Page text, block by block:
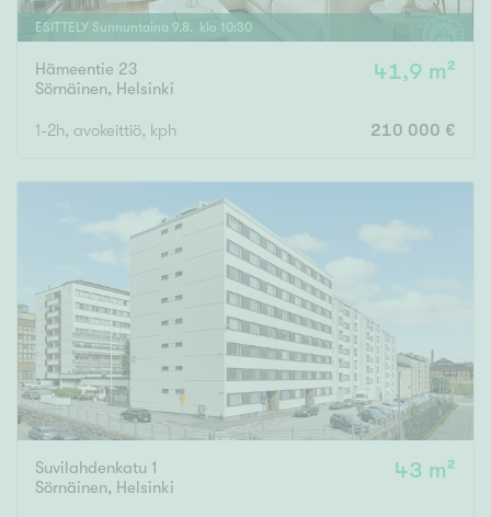
Pinta-ala
Rakennusvuosi
Uudiskohteet
Vain uudiskohteet Ei uudiskohteita
Arvokohteet
Vain arvokohteet
ESITTELY Sunnuntaina 9.8. klo 10:30
Hämeentie 23
Sörnäinen, Helsinki
41,9 m²
1-2h, avokeittiö, kph 210 000 €
Suvilahdenkatu 1
Sörnäinen, Helsinki
43 m²